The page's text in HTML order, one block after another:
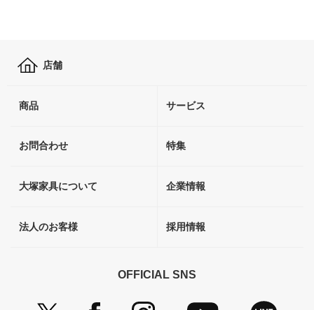
店舗
商品 サービス
お問合わせ 特集
大塚家具について 企業情報
法人のお客様 採用情報
OFFICIAL SNS